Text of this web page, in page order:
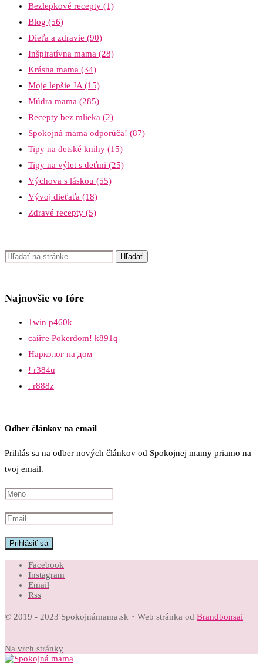
Bezlepkové recepty (1)
Blog (56)
Dieťa a zdravie (90)
Inšpiratívna mama (28)
Krásna mama (34)
Moje lepšie JA (15)
Múdra mama (285)
Recepty bez mlieka (2)
Spokojná mama odporúča! (87)
Tipy na detské knihy (15)
Tipy na výlet s deťmi (25)
Výchova s láskou (55)
Vývoj dieťaťa (18)
Zdravé recepty (5)
Najnovšie vo fóre
1win p460k
сайте Pokerdom! k891q
Нарколог на дом
! r384u
. r888z
Odber článkov na email
Prihlás sa na odber nových článkov od Spokojnej mamy priamo na
tvoj email.
Facebook
Instagram
Email
Rss
© 2019 - 2023 Spokojnámama.sk・Web stránka od Brandbonsai
Na vrch stránky